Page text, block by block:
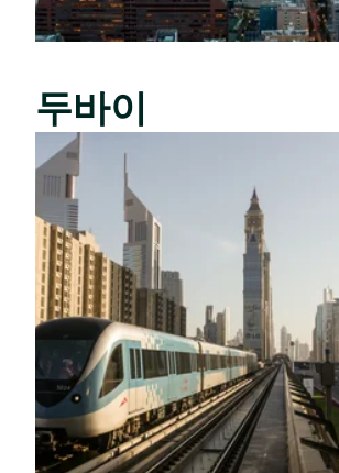
두바이